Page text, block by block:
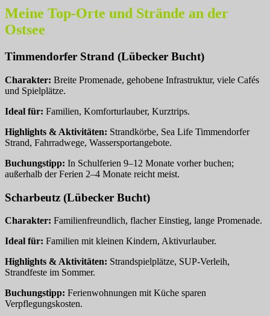
Meine Top‑Orte und Strände an der
Ostsee
Timmendorfer Strand (Lübecker Bucht)
Charakter: Breite Promenade, gehobene Infrastruktur, viele Cafés
und Spielplätze.
Ideal für: Familien, Komforturlauber, Kurztrips.
Highlights & Aktivitäten: Strandkörbe, Sea Life Timmendorfer
Strand, Fahrradwege, Wassersportangebote.
Buchungstipp: In Schulferien 9–12 Monate vorher buchen;
außerhalb der Ferien 2–4 Monate reicht meist.
Scharbeutz (Lübecker Bucht)
Charakter: Familienfreundlich, flacher Einstieg, lange Promenade.
Ideal für: Familien mit kleinen Kindern, Aktivurlauber.
Highlights & Aktivitäten: Strandspielplätze, SUP‑Verleih,
Strandfeste im Sommer.
Buchungstipp: Ferienwohnungen mit Küche sparen
Verpflegungskosten.